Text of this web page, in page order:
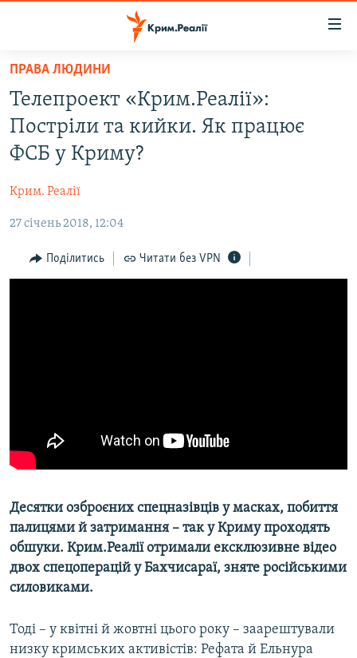
Перейти
основного
матеріалу
Перейти
до
основної
навігації
Перейти
пошуку
ВОДА.КРИМ
ВІДЕО ТА ФОТО
БЛОГИ
ПОГЛЯД
ІНТЕРВ'Ю
УКРАЇНСЬКА ПРОБЛЕМА КРИМУ
ІНФОГРАФІКА
ДОЛУЧАЙСЯ!
Усі сайти RFE/RL
ПРАВА ЛЮДИНИ
Телепроект «Крим.Реалії»:
Постріли та кийки. Як працює
ФСБ у Криму?
Крим. Реалії
27 січень 2018, 12:04
Поділитись Читати без VPN
Десятки озброєних спецназівців у масках, побиття
палицями й затримання – так у Криму проходять
обшуки. Крим.Реалії отримали ексклюзивне відео
двох спецоперацій у Бахчисараї, зняте російськими
силовиками.
Тоді – у квітні й жовтні цього року – заарештували
низку кримських активістів: Рефата й Ельнура